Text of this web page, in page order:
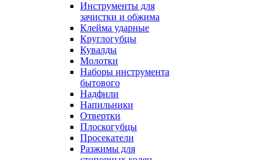
Инструменты для
зачистки и обжима
Клейма ударные
Круглогубцы
Кувалды
Молотки
Наборы инструмента
бытового
Надфили
Напильники
Отвертки
Плоскогубцы
Просекатели
Разжимы для